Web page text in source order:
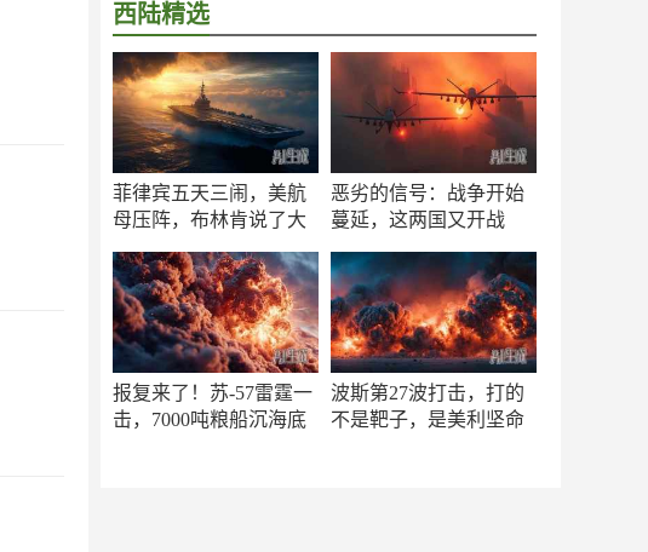
西陆精选
菲律宾五天三闹，美航
母压阵，布林肯说了大
恶劣的信号：战争开始
蔓延，这两国又开战
报复来了！苏-57雷霆一
击，7000吨粮船沉海底
波斯第27波打击，打的
不是靶子，是美利坚命